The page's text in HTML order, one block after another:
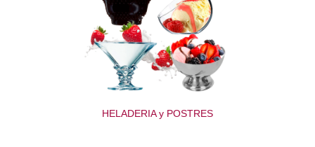
HELADERIA y POSTRES